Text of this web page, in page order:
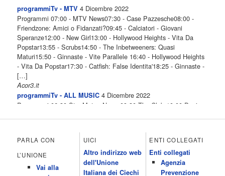
programmiTv - MTV 4 Dicembre 2022
Programmi 07:00 - MTV News07:30 - Case Pazzesche08:00 -
Friendzone: Amici o Fidanzati?09:45 - Calciatori - Giovani
Speranze12:00 - New Girl13:00 - Hollywood Heights - Vita Da
Popstar13:55 - Scrubs14:50 - The Inbetweeners: Quasi
Maturi15:50 - Ginnaste - Vite Parallele 16:40 - Hollywood Heights
- Vita Da Popstar17:30 - Catfish: False Identita'18:25 - Ginnaste -
[…]
Acor3.it
programmiTv - ALL MUSIC 4 Dicembre 2022
Programmi 06.30 Star.Meteo.News 09.30 The Club 10.00 Deejay
All News 16.05 Rotazione musicale 19.00 All News 19.05 The
Club 19.30 19.30 Human Guinea Pigs 20.00 Inbox 21.00 Code
Monkeys 21.30 Sons of Butcher […]
programmiTv - ITALIA 1 4 Dicembre 2022
PARLA CON
L’UNIONE
Vai alla
UICI
Altro indirizzo web
dell'Unione
Italiana dei Ciechi
ENTI COLLEGATI
Enti collegati
Agenzia
Prevenzione